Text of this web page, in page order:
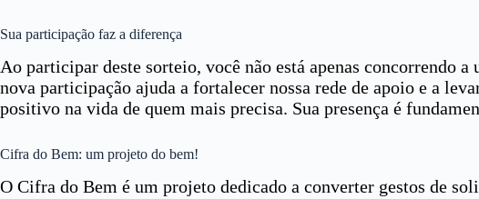
Sua participação faz a diferença
Ao participar deste sorteio, você não está apenas concorrendo
nova participação ajuda a fortalecer nossa rede de apoio e a
positivo na vida de quem mais precisa. Sua presença é
Cifra do Bem: um projeto do bem!
O Cifra do Bem é um projeto dedicado a converter gestos de